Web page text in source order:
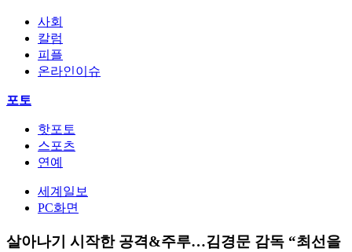
사회
칼럼
피플
온라인이슈
포토
핫포토
스포츠
연예
세계일보
PC화면
살아나기 시작한 공격&주루…김경문 감독 “최선을